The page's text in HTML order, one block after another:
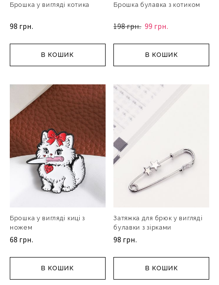
Брошка у вигляді котика
98 грн.
В КОШИК
Брошка булавка з котиком
198 грн. 99 грн.
В КОШИК
Брошка у вигляді киці з
ножем
68 грн.
В КОШИК
Затяжка для брюк у вигляді
булавки з зірками
98 грн.
В КОШИК